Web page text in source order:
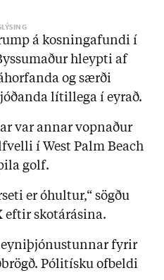
á kosningafundi í
hleypti af
og særði
lítillega í eyrað.
var annar vopnaður
í West Palm Beach
golf.
er óhultur,“ sögðu
eftir skotárásina.
fyrir
Pólitísku ofbeldi